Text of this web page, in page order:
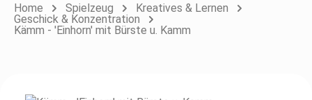
Home Spielzeug
Kreatives & Lernen
Geschick & Konzentration
Kämm - 'Einhorn' mit Bürste u. Kamm